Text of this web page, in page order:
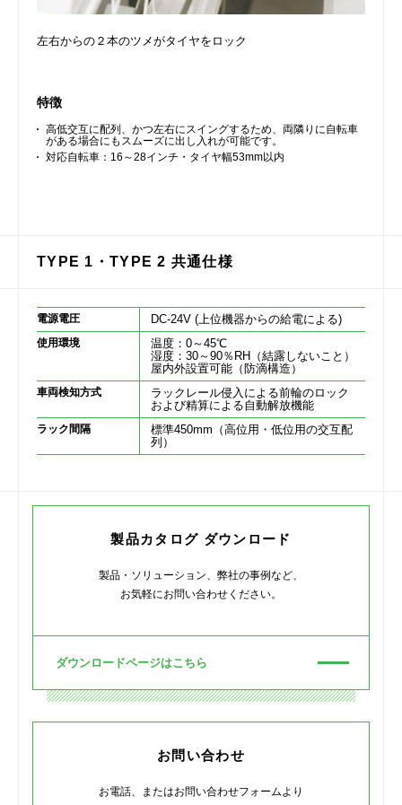
左右からの２本のツメがタイヤをロック
特徴
高低交互に配列、かつ左右にスイングするため、両隣りに自転車
がある場合にもスムーズに出し入れが可能です。
対応自転車：16～28インチ・タイヤ幅53mm以内
TYPE 1・TYPE 2 共通仕様
電源電圧 DC-24V (上位機器からの給電による)
使用環境
温度：0～45℃
湿度：30～90％RH（結露しないこと）
屋内外設置可能（防滴構造）
車両検知方式
ラックレール侵入による前輪のロック
および精算による自動解放機能
ラック間隔
標準450mm（高位用・低位用の交互配
列）
製品カタログ ダウンロード
製品・ソリューション、弊社の事例など、
お気軽にお問い合わせください。
ダウンロードページはこちら
お問い合わせ
お電話、またはお問い合わせフォームより